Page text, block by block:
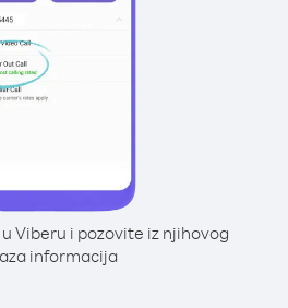
Viberu i pozovite iz njihovog
informacija